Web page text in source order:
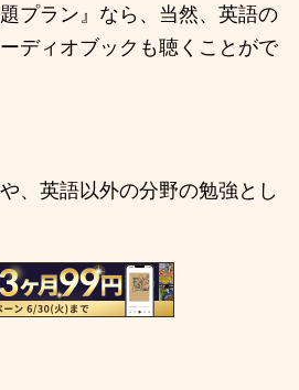
プラン』なら、当然、英語の
ディオブックも聴くことがで
、英語以外の分野の勉強とし